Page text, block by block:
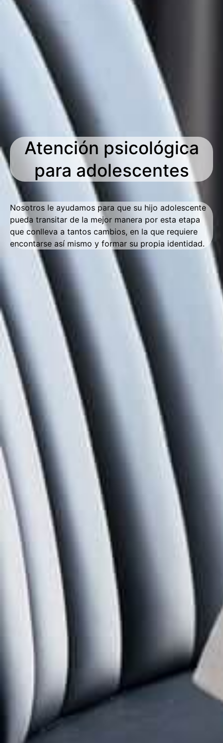
Atención psicológica
para adolescentes
Nosotros le ayudamos para que su hijo adolescente
pueda transitar de la mejor manera por esta etapa
que conlleva a tantos cambios, en la que requiere
encontarse así mismo y formar su propia identidad.